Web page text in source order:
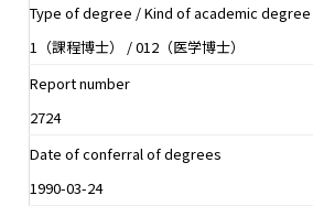
Type of degree / Kind of academic degree
1（課程博士） / 012（医学博士）
Report number
2724
Date of conferral of degrees
1990-03-24